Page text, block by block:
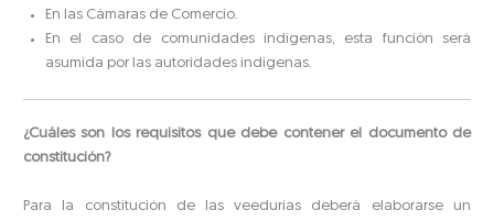
En las Cámaras de Comercio.
En el caso de comunidades indígenas, esta función será
asumida por las autoridades indígenas.
¿Cuáles son los requisitos que debe contener el documento de
constitución?
Para la constitución de las veedurías deberá elaborarse un